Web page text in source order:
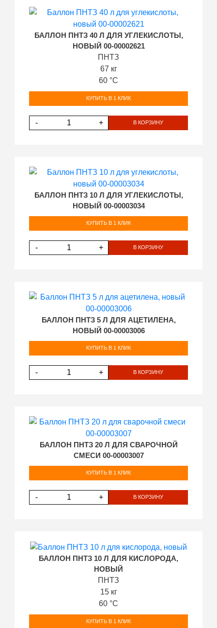
БАЛЛОН ПНТЗ 40 Л ДЛЯ УГЛЕКИСЛОТЫ,
НОВЫЙ 00-00002621
ПНТЗ
67 кг
60 °С
КУПИТЬ В 1 КЛИК
- + В КОРЗИНУ
БАЛЛОН ПНТЗ 10 Л ДЛЯ УГЛЕКИСЛОТЫ,
НОВЫЙ 00-00003034
КУПИТЬ В 1 КЛИК
- + В КОРЗИНУ
БАЛЛОН ПНТЗ 5 Л ДЛЯ АЦЕТИЛЕНА,
НОВЫЙ 00-00003006
КУПИТЬ В 1 КЛИК
- + В КОРЗИНУ
БАЛЛОН ПНТЗ 20 Л ДЛЯ СВАРОЧНОЙ
СМЕСИ 00-00003007
КУПИТЬ В 1 КЛИК
- + В КОРЗИНУ
БАЛЛОН ПНТЗ 10 Л ДЛЯ КИСЛОРОДА,
НОВЫЙ
ПНТЗ
15 кг
60 °С
КУПИТЬ В 1 КЛИК